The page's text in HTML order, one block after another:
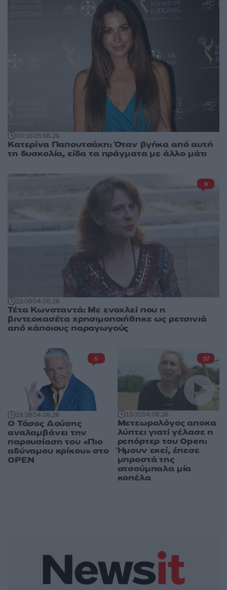
00:1605.08.26
Κατερίνα Παπουτσάκη: Όταν βγήκα από αυτή
τη δυσκολία, είδα τα πράγματα με άλλο μάτι
22:0904.08.26
Τέτα Κωνσταντά: Με ενοχλεί που η
βιντεοκασέτα χρησιμοποιήθηκε ως ρετσινιά
από κάποιους παραγωγούς
8
18:3804.08.26
Ο Τάσος Δούσης
αναλαμβάνει την
παρουσίαση του «Πιο
αδύναμου κρίκου» στο
OPEN
5
15:3104.08.26
Μετεωρολόγος αποκα
λύπτει γιατί γέλασε η
ρεπόρτερ του Open:
Ήμουν εκεί, έπεσε
μπροστά της
ατσούμπαλα μία
κοπέλα
37